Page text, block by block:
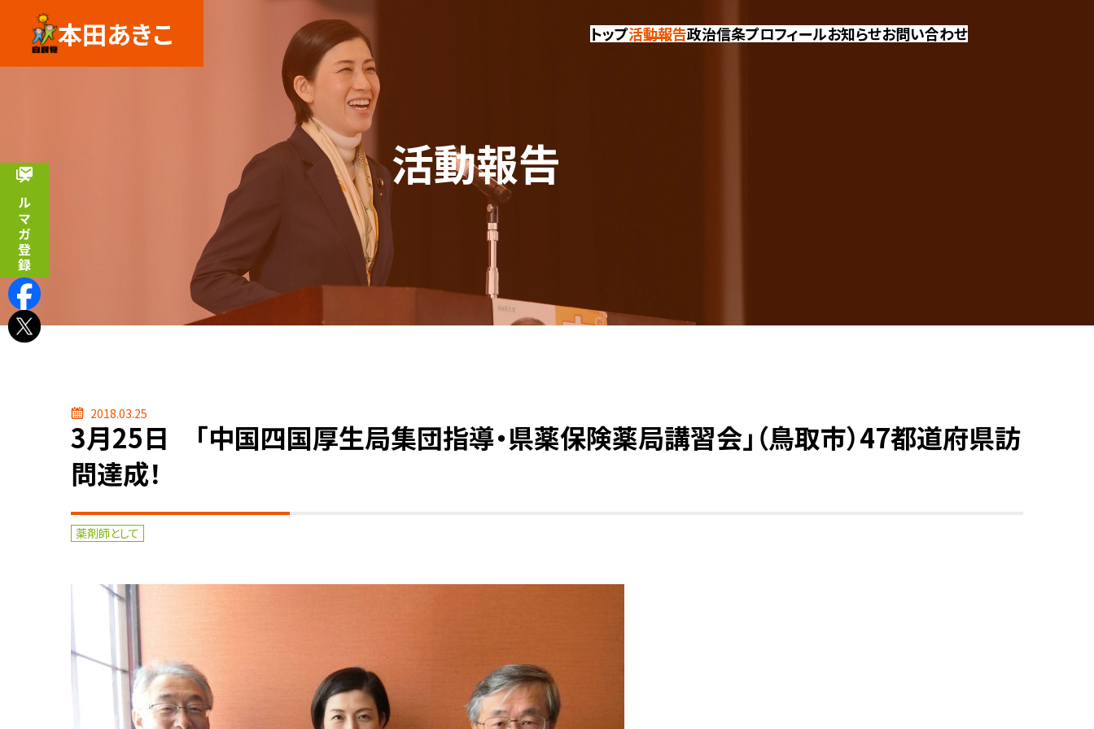
本田あきこ トップ活動報告政治信条プロフィールお知らせお問い合わせ
活動報告
メルマガ登録
2018.03.25
3月25日 「中国四国厚生局集団指導・県薬保険薬局講習会」（鳥取市）47都道府県訪
問達成！
薬剤師として